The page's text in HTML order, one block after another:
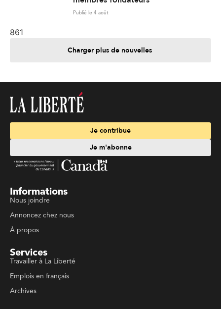
Publié le 4 août
861
Charger plus de nouvelles
Je contribue
Je m'abonne
Informations
Nous joindre
Annoncez chez nous
À propos
Services
Travailler à La Liberté
Emplois en français
Archives